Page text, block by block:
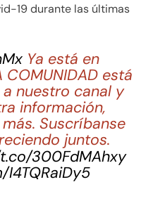
19 durante las últimas
Ya está en
COMUNIDAD está
nuestro canal y
información,
Suscríbanse
juntos.
300FdMAhxy